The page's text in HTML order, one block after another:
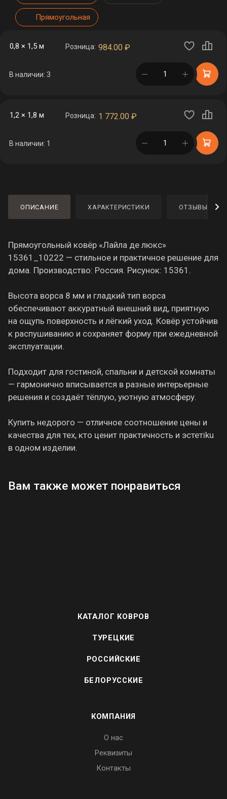
Прямоугольная
0,8 × 1,5 м Розница: 984.00 ₽
В наличии: 3 в корзине
1,2 × 1,8 м Розница: 1 772.00 ₽
В наличии: 1 в корзине
ОПИСАНИЕ ХАРАКТЕРИСТИКИ ОТЗЫВЫ
Прямоугольный ковёр «Лайла де люкс»
15361_10222 — стильное и практичное решение для
дома. Производство: Россия. Рисунок: 15361.
Высота ворса 8 мм и гладкий тип ворса
обеспечивают аккуратный внешний вид, приятную
на ощупь поверхность и лёгкий уход. Ковёр устойчив
к распушиванию и сохраняет форму при ежедневной
эксплуатации.
Подходит для гостиной, спальни и детской комнаты
— гармонично вписывается в разные интерьерные
решения и создаёт тёплую, уютную атмосферу.
Купить недорого — отличное соотношение цены и
качества для тех, кто ценит практичность и эстетiku
в одном изделии.
Вам также может понравиться
КАТАЛОГ КОВРОВ
ТУРЕЦКИЕ
РОССИЙСКИЕ
БЕЛОРУССКИЕ
КОМПАНИЯ
О нас
Реквизиты
Контакты